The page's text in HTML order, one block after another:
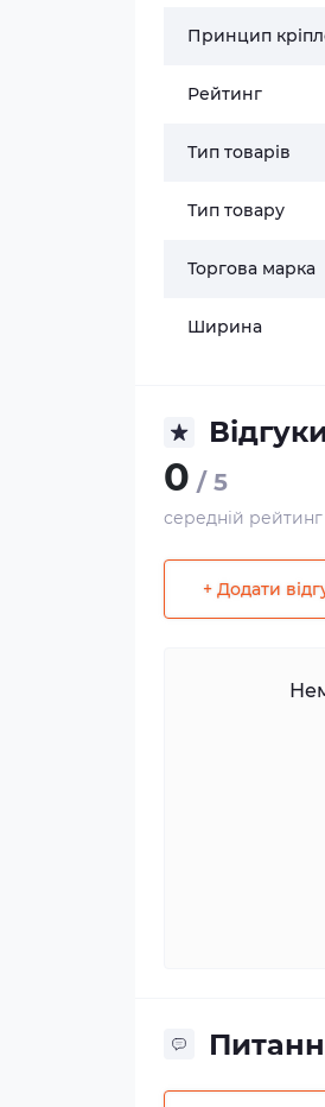
Принцип
Рейтинг
Тип товарів
Тип товару
Торгова марка
Ширина
0 / 5
середній
+ Додати